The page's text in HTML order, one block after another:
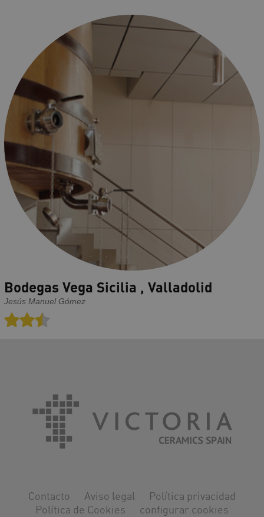
Bodegas Vega Sicilia , Valladolid
Jesús Manuel Gómez
Contacto Aviso legal
Política privacidad
Política de Cookies
configurar cookies